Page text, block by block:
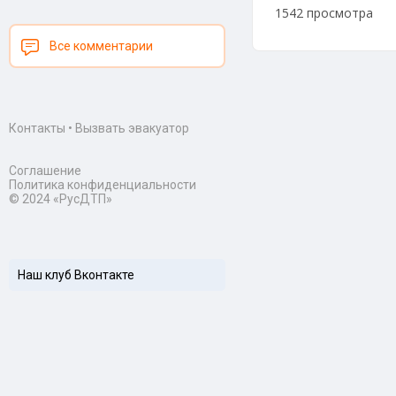
Все комментарии
Контакты • Вызвать эвакуатор
Соглашение
Политика конфиденциальности
© 2024 «РусДТП»
Наш клуб Вконтакте
1542 просмотра